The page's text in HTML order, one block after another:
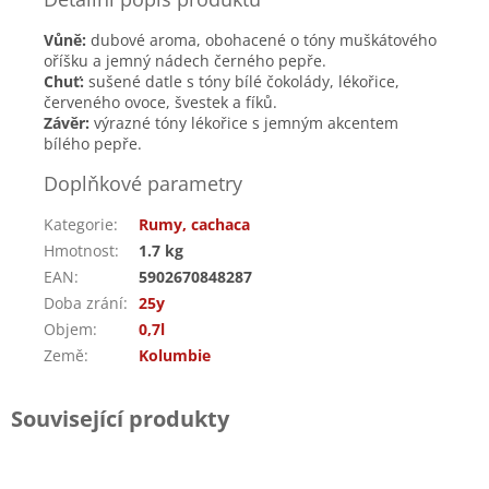
Vůně: dubové aroma, obohacené o tóny muškátového
oříšku a jemný nádech černého pepře.
Chuť: sušené datle s tóny bílé čokolády, lékořice,
červeného ovoce, švestek a fíků.
Závěr: výrazné tóny lékořice s jemným akcentem
bílého pepře.
Doplňkové parametry
Kategorie:
Rumy, cachaca
Hmotnost:
1.7 kg
EAN:
5902670848287
Doba zrání: 25y
Objem:
0,7l
Země: Kolumbie
Související produkty